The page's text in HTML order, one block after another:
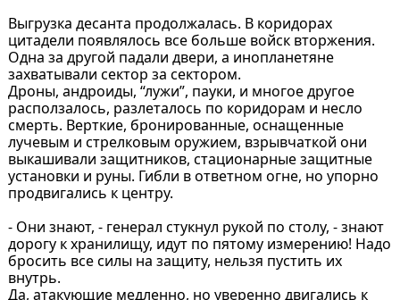
Выгрузка десанта продолжалась. В коридорах
цитадели появлялось все больше войск вторжения.
Одна за другой падали двери, а инопланетяне
захватывали сектор за сектором.
Дроны, андроиды, “лужи”, пауки, и многое другое
расползалось, разлеталось по коридорам и несло
смерть. Верткие, бронированные, оснащенные
лучевым и стрелковым оружием, взрывчаткой они
выкашивали защитников, стационарные защитные
установки и руны. Гибли в ответном огне, но упорно
продвигались к центру.
- Они знают, - генерал стукнул рукой по столу, - знают
дорогу к хранилищу, идут по пятому измерению! Надо
бросить все силы на защиту, нельзя пустить их
внутрь.
Да, атакующие медленно, но уверенно двигались к